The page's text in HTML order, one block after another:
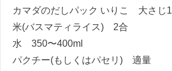
カマダのだしパック いりこ 大さじ1
米(バスマティライス) 2合
水 350〜400ml
パクチー(もしくはパセリ) 適量